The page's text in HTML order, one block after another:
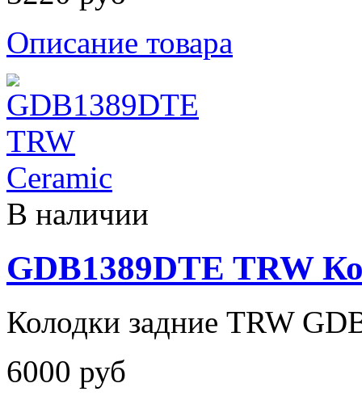
Описание товара
В наличии
GDB1389DTE TRW
Колодки задние TRW
6000 руб